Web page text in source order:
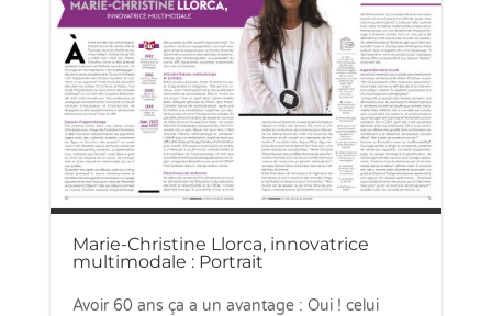
Marie-Christine Llorca, innovatrice
multimodale : Portrait
Avoir 60 ans ça a un avantage : Oui ! celui